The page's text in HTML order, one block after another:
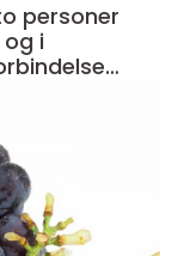
personer
i